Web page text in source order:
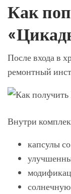
Как
После входа в
ремонтный
Внутри
капсулы